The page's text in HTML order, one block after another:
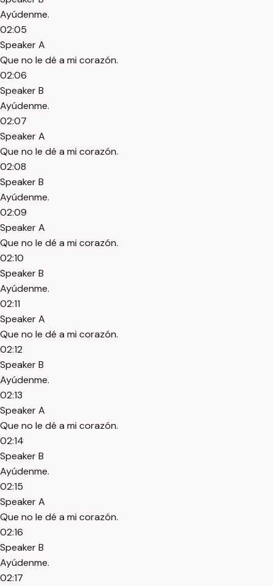
Ayúdenme.
02:05
Speaker A
Que no le dé a mi corazón.
02:06
Speaker B
Ayúdenme.
02:07
Speaker A
Que no le dé a mi corazón.
02:08
Speaker B
Ayúdenme.
02:09
Speaker A
Que no le dé a mi corazón.
02:10
Speaker B
Ayúdenme.
02:11
Speaker A
Que no le dé a mi corazón.
02:12
Speaker B
Ayúdenme.
02:13
Speaker A
Que no le dé a mi corazón.
02:14
Speaker B
Ayúdenme.
02:15
Speaker A
Que no le dé a mi corazón.
02:16
Speaker B
Ayúdenme.
02:17